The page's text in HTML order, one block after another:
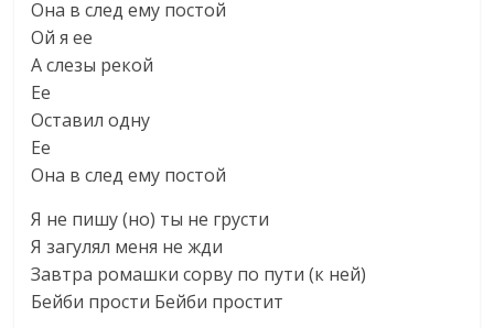
Она в след ему постой
Ой я ее
А слезы рекой
Ее
Оставил одну
Ее
Она в след ему постой
Я не пишу (но) ты не грусти
Я загулял меня не жди
Завтра ромашки сорву по пути (к ней)
Бейби прости Бейби простит